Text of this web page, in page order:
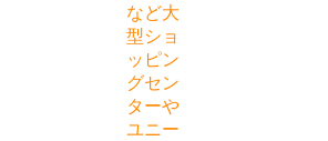
など大
型ショ
ッピン
グセン
ターや
ユニー